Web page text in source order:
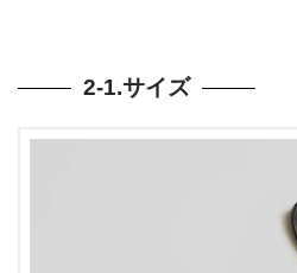
2-1.サイズ